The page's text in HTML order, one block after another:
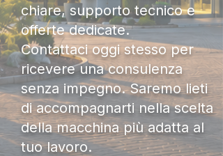
chiare, supporto tecnico e
offerte dedicate.
Contattaci oggi stesso per
ricevere una consulenza
senza impegno. Saremo lieti
di accompagnarti nella scelta
della macchina più adatta al
tuo lavoro.